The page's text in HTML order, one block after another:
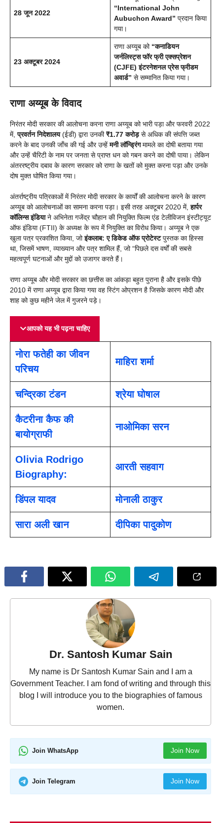
28 जून 2022
“International John
Aubuchon Award” प्रदान किया
गया।
23 अक्टूबर 2024
राणा अय्यूब को “कनाडियन
जर्नलिस्ट्स फॉर फ्री एक्सप्रेशन
(CJFE) इंटरनेशनल प्रेस फ्रीडम
अवार्ड” से सम्मानित किया गया।
राणा अय्यूब के विवाद
निरंतर मोदी सरकार की आलोचना करना राणा अय्यूब को भारी पड़ा और फरवरी 2022
में,प्रवर्तन निदेशालय(ईडी) द्वारा उनकी₹1.77 करोड़से अधिक की संपत्ति जब्त
करने के बाद उनकी जाँच की गई और उन्हेंमनी लॉन्ड्रिंगमामले का दोषी बताया गया
और उन्हें चैरिटी के नाम पर जनता से प्राप्त धन को गबन करने का दोषी पाया। लेकिन
अंतररष्ट्रीय दबाव के कारण सरकार को राणा के खतों को मुक्त करना पड़ा और उनके
दोष मुक्त घोषित किया गया।
अंतर्राष्ट्रीय पत्रिकाओं में निरंतर मोदी सरकार के कार्यों की आलोचना करने के कारण
अय्यूब को आलोचनाओं का सामना करना पड़ा। इसी तरह अक्टूबर 2020 में,हार्पर
कॉलिन्स इंडियाने अभिनेता गजेंद्र चौहान की नियुक्ति फिल्म एंड टेलीविजन इंस्टीट्यूट
ऑफ इंडिया (FTII) के अध्यक्ष के रूप में नियुक्ति का विरोध किया। अय्यूब ने एक
खुला पत्र प्रकाशित किया, जोइंकलाब: ए डिकेड ऑफ प्रोटेस्टपुस्तक का हिस्सा
था, जिसमें भाषण, व्याख्यान और पत्र शामिल हैं, जो “पिछले दस वर्षों की सबसे
महत्वपूर्ण घटनाओं और मुद्दों को उजागर करते हैं।
राणा अय्यूब और मोदी सरकार का छत्तीस का आंकड़ा बहुत पुराना है और इसके पीछे
2010 में राणा अय्यूब द्वारा किया गया वह स्टिंग ओप्रशन है जिसके कारण मोदी और
शाह को कुछ महीने जेल में गुजरने पड़े।
आपको यह भी पढ़ना चाहिए
नोरा फतेही का जीवन
परिचय
माहिरा शर्मा
चन्द्रिका टंडन श्रेया घोषाल
कैटरीना कैफ की
बायोग्राफी
नाओमिका सरन
Olivia Rodrigo
Biography:
आरती सहवाग
डिंपल यादव मोनाली ठाकुर
सारा अली खान दीपिका पादुकोण
Dr. Santosh Kumar Sain
My name is Dr Santosh Kumar Sain and I am a
Government Teacher. I am fond of writing and through this
blog I will introduce you to the biographies of famous
women.
Join WhatsApp Join Now
Join Telegram Join Now